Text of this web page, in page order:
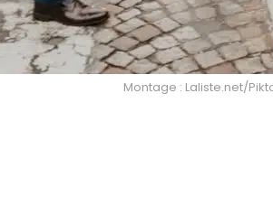
Montage : Laliste.net/